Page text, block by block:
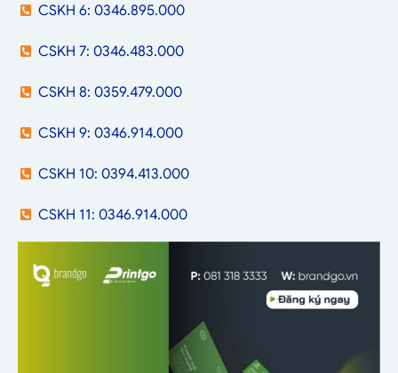
CSKH 6: 0346.895.000
CSKH 7: 0346.483.000
CSKH 8: 0359.479.000
CSKH 9: 0346.914.000
CSKH 10: 0394.413.000
CSKH 11: 0346.914.000